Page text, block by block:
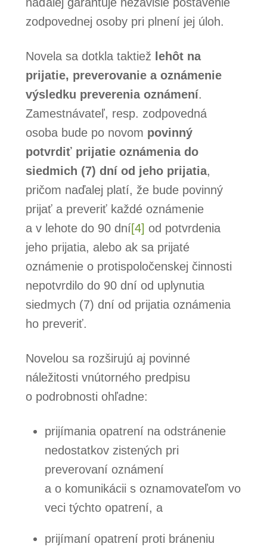
zodpovednej osoby pri plnení jej úloh.
Novela sa dotkla taktiež lehôt na
prijatie, preverovanie a oznámenie
výsledku preverenia oznámení.
Zamestnávateľ, resp. zodpovedná
osoba bude po novom povinný
potvrdiť prijatie oznámenia do
siedmich (7) dní od jeho prijatia,
pričom naďalej platí, že bude povinný
prijať a preveriť každé oznámenie
a v lehote do 90 dní[4] od potvrdenia
jeho prijatia, alebo ak sa prijaté
oznámenie o protispoločenskej činnosti
nepotvrdilo do 90 dní od uplynutia
siedmych (7) dní od prijatia oznámenia
ho preveriť.
Novelou sa rozširujú aj povinné
náležitosti vnútorného predpisu
o podrobnosti ohľadne:
prijímania opatrení na odstránenie
nedostatkov zistených pri
preverovaní oznámení
a o komunikácii s oznamovateľom vo
veci týchto opatrení, a
prijímaní opatrení proti bráneniu